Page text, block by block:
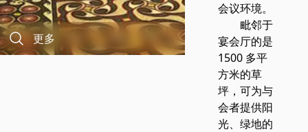
更多
会议环境。
毗邻于
宴会厅的是
1500 多平
方米的草
坪，可为与
会者提供阳
光、绿地的